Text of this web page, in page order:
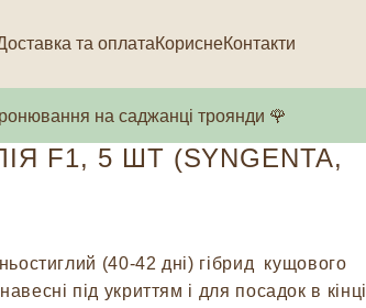
та оплатаКориснеКонтакти
на саджанці троянди 🌹
F1, 5 ШТ (SYNGENTA,
(40-42 дні) гібрид кущового
під укриттям і для посадок в кінці